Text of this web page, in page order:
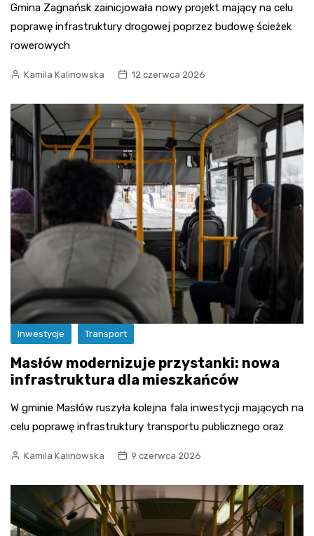
Gmina Zagnańsk zainicjowała nowy projekt mający na celu
poprawę infrastruktury drogowej poprzez budowę ścieżek
rowerowych
Kamila Kalinowska 12 czerwca 2026
Inwestycje Transport
Masłów modernizuje przystanki: nowa
infrastruktura dla mieszkańców
W gminie Masłów ruszyła kolejna fala inwestycji mających na
celu poprawę infrastruktury transportu publicznego oraz
Kamila Kalinowska 9 czerwca 2026